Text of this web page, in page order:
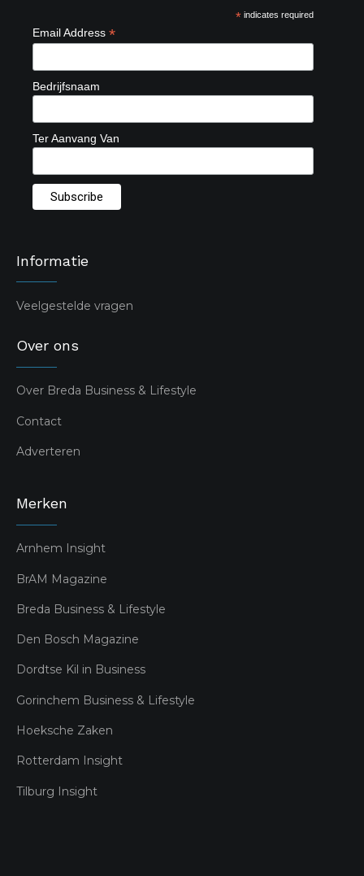
*indicates required
Email Address *
Bedrijfsnaam
Ter Aanvang Van
Informatie
Veelgestelde vragen
Over ons
Over Breda Business & Lifestyle
Contact
Adverteren
Merken
Arnhem Insight
BrAM Magazine
Breda Business & Lifestyle
Den Bosch Magazine
Dordtse Kil in Business
Gorinchem Business & Lifestyle
Hoeksche Zaken
Rotterdam Insight
Tilburg Insight